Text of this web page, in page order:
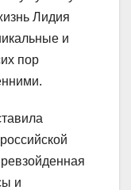
Лидия
и
пор
и